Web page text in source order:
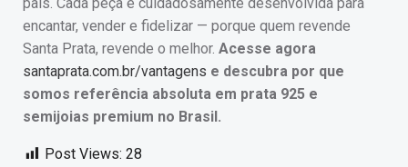
encantar, vender e fidelizar — porque quem revende
Santa Prata, revende o melhor. Acesse agora
santaprata.com.br/vantagens e descubra por que
somos referência absoluta em prata 925 e
semijoias premium no Brasil.
Post Views: 28